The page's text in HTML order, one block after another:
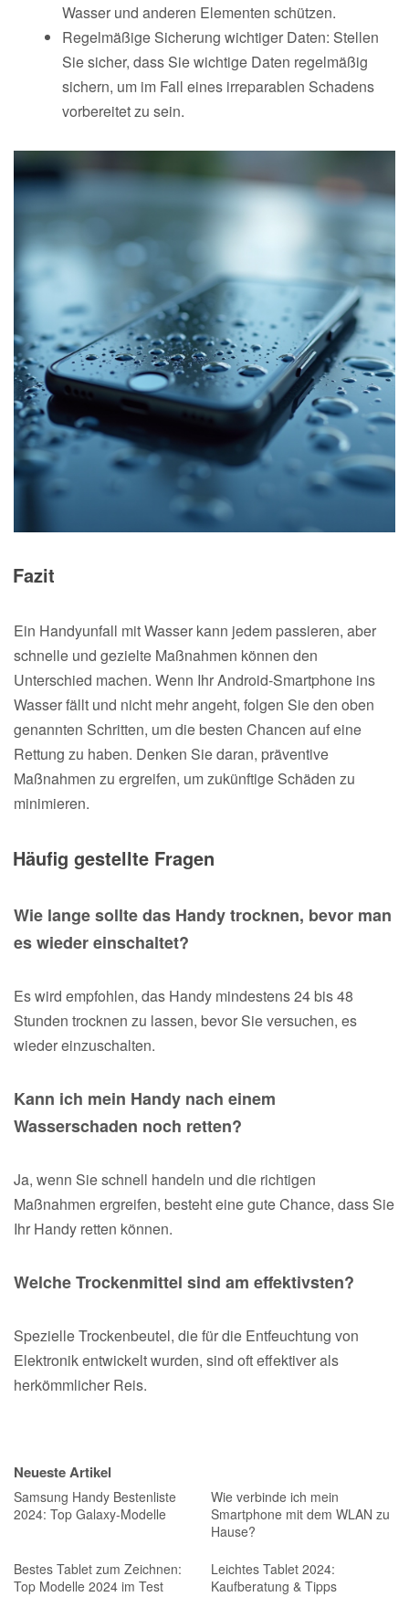
Wasser und anderen Elementen schützen.
Regelmäßige Sicherung wichtiger Daten: Stellen
Sie sicher, dass Sie wichtige Daten regelmäßig
sichern, um im Fall eines irreparablen Schadens
vorbereitet zu sein.
Fazit
Ein Handyunfall mit Wasser kann jedem passieren, aber
schnelle und gezielte Maßnahmen können den
Unterschied machen. Wenn Ihr Android-Smartphone ins
Wasser fällt und nicht mehr angeht, folgen Sie den oben
genannten Schritten, um die besten Chancen auf eine
Rettung zu haben. Denken Sie daran, präventive
Maßnahmen zu ergreifen, um zukünftige Schäden zu
minimieren.
Häufig gestellte Fragen
Wie lange sollte das Handy trocknen, bevor man
es wieder einschaltet?
Es wird empfohlen, das Handy mindestens 24 bis 48
Stunden trocknen zu lassen, bevor Sie versuchen, es
wieder einzuschalten.
Kann ich mein Handy nach einem
Wasserschaden noch retten?
Ja, wenn Sie schnell handeln und die richtigen
Maßnahmen ergreifen, besteht eine gute Chance, dass Sie
Ihr Handy retten können.
Welche Trockenmittel sind am effektivsten?
Spezielle Trockenbeutel, die für die Entfeuchtung von
Elektronik entwickelt wurden, sind oft effektiver als
herkömmlicher Reis.
Neueste Artikel
Samsung Handy Bestenliste
2024: Top Galaxy-Modelle
Wie verbinde ich mein
Smartphone mit dem WLAN zu
Hause?
Bestes Tablet zum Zeichnen:
Top Modelle 2024 im Test
Leichtes Tablet 2024:
Kaufberatung & Tipps